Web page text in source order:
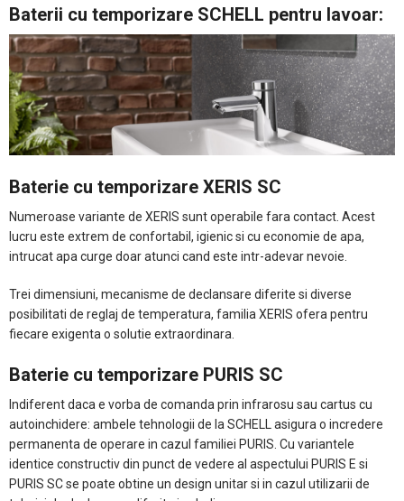
Baterii cu temporizare SCHELL pentru lavoar:
Baterie cu temporizare XERIS SC
Numeroase variante de XERIS sunt operabile fara contact. Acest
lucru este extrem de confortabil, igienic si cu economie de apa,
intrucat apa curge doar atunci cand este intr-adevar nevoie.
Trei dimensiuni, mecanisme de declansare diferite si diverse
posibilitati de reglaj de temperatura, familia XERIS ofera pentru
fiecare exigenta o solutie extraordinara.
Baterie cu temporizare PURIS SC
​Indiferent daca e vorba de comanda prin infrarosu sau cartus cu
autoinchidere: ambele tehnologii de la SCHELL asigura o incredere
permanenta de operare in cazul familiei PURIS. Cu variantele
identice constructiv din punct de vedere al aspectului PURIS E si
PURIS SC se poate obtine un design unitar si in cazul utilizarii de